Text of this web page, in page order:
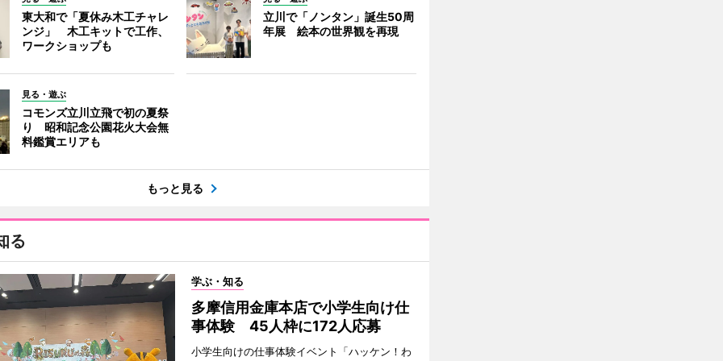
東大和で「夏休み木工チャレ
ンジ」 木工キットで工作、
ワークショップも
立川で「ノンタン」誕生50周
年展 絵本の世界観を再現
見る・遊ぶ
コモンズ立川立飛で初の夏祭
り 昭和記念公園花火大会無
料鑑賞エリアも
もっと見る
る
学ぶ・知る
多摩信用金庫本店で小学生向け仕
事体験 45人枠に172人応募
小学生向けの仕事体験イベント「ハッケン！わ